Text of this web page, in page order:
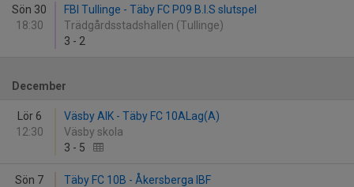
Sön 30
18:30
FBI Tullinge - Täby FC P09 B.I.S slutspel
Trädgårdsstadshallen (Tullinge)
3 - 2
December
Lör 6
12:30
Väsby AIK - Täby FC 10ALag(A)
Väsby skola
3 - 5
Sön 7
Täby FC 10B - Åkersberga IBF